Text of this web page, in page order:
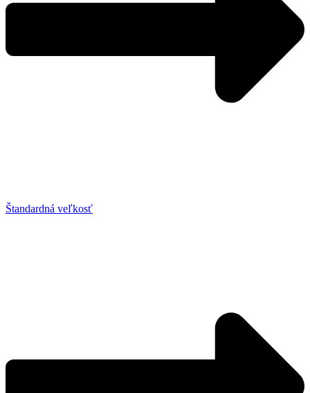
Štandardná veľkosť